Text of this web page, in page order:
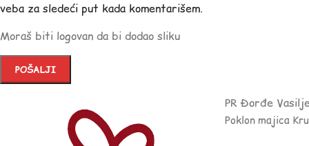
veba za sledeći put kada komentarišem.
Moraš biti logovan da bi dodao sliku
PR Đorđe
Poklon majica